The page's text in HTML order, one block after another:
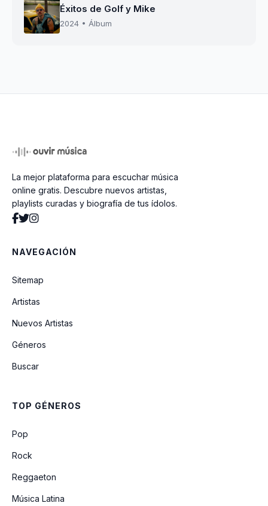
Éxitos de Golf y Mike
2024 • Álbum
La mejor plataforma para escuchar música
online gratis. Descubre nuevos artistas,
playlists curadas y biografía de tus ídolos.
NAVEGACIÓN
Sitemap
Artistas
Nuevos Artistas
Géneros
Buscar
TOP GÉNEROS
Pop
Rock
Reggaeton
Música Latina